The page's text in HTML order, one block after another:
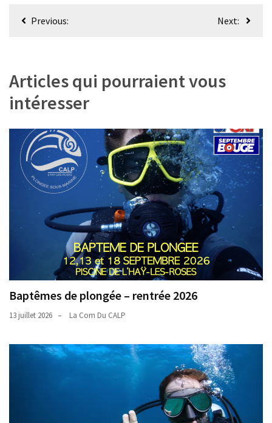
Navigation
Previous: Next:
Articles qui pourraient vous
intéresser
Baptêmes de plongée – rentrée 2026
13 juillet 2026 La Com Du CALP